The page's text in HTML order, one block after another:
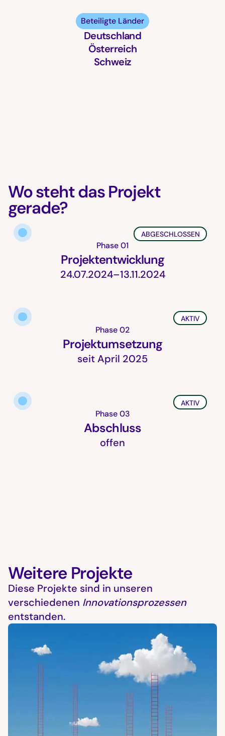
Beteiligte Länder
Deutschland
Österreich
Schweiz
Wo steht das Projekt
gerade?
Phase 01
Projektentwicklung
24.07.2024–13.11.2024
ABGESCHLOSSEN
Phase 02
Projektumsetzung
seit April 2025
AKTIV
Phase 03
Abschluss
offen
AKTIV
Weitere Projekte
Diese Projekte sind in unseren
verschiedenen Innovationsprozessen
entstanden.